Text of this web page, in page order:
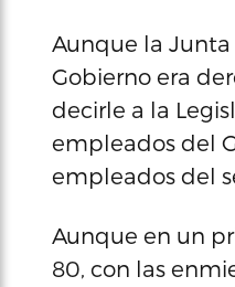
Aunque la Junta
Gobierno era
decirle a la
empleados del
empleados del
Aunque en un
80, con las